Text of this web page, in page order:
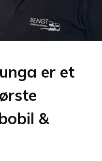
er et
&